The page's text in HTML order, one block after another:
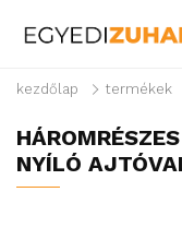
kezdőlap termékek
NYÍLÓ